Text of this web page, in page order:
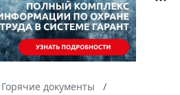
Горячие документы